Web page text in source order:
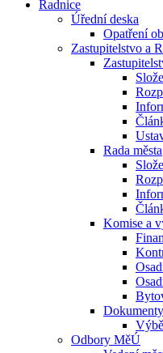
Radnice
Úřední deska
Opatření
Zastupitelstvo a
Rada města
Komise a
Dokumenty
Odbory MěÚ